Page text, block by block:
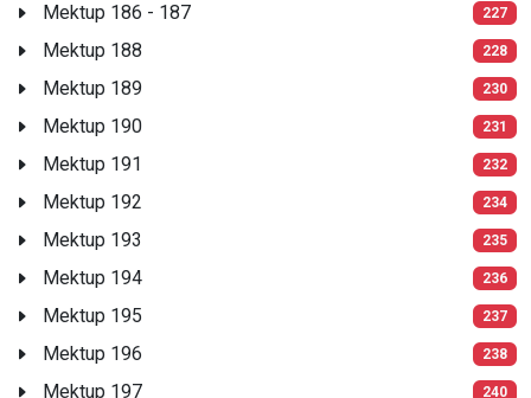
Mektup 186 - 187 227
Mektup 188 228
Mektup 189 230
Mektup 190 231
Mektup 191 232
Mektup 192 234
Mektup 193 235
Mektup 194 236
Mektup 195 237
Mektup 196 238
Mektup 197 240